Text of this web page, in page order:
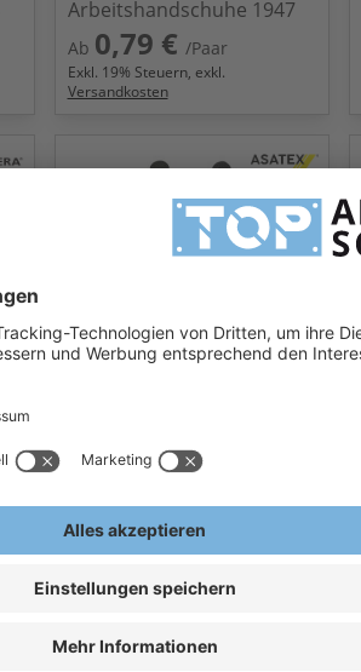
Arbeitshandschuhe 1947
Ab 0,79 € /Paar
Exkl. 19% Steuern, exkl.
Versandkosten
ASATEX® HIT099N
Mikroschaum-
Beschichtung und Noppen
ASATEX® HIT Flex
2,42 €
Exkl.19% Steuern, exkl.
Versandkosten